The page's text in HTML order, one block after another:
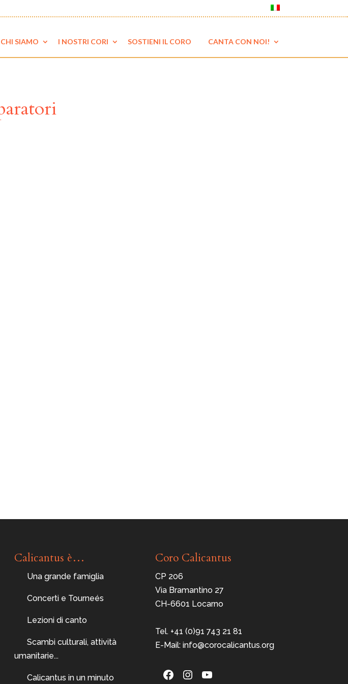
CHI SIAMO I NOSTRI CORI SOSTIENI IL CORO CANTA CON NOI!
Calicantus è…
Una grande famiglia
Concerti e Tourneés
Lezioni di canto
Scambi culturali, attività
umanitarie...
Calicantus in un minuto
Coro Calicantus
CP 206
Via Bramantino 27
CH-6601 Locarno
Tel. +41 (0)91 743 21 81
E-Mail: info@corocalicantus.org
Facebook
Instagram
YouTube